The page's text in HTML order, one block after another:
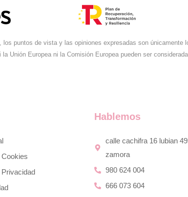
puntos de vista y las opiniones expresadas son únicamente
Unión Europea ni la Comisión Europea pueden ser
Hablemos
calle cachifra 16 lubian
zamora
980 624 004
666 073 604